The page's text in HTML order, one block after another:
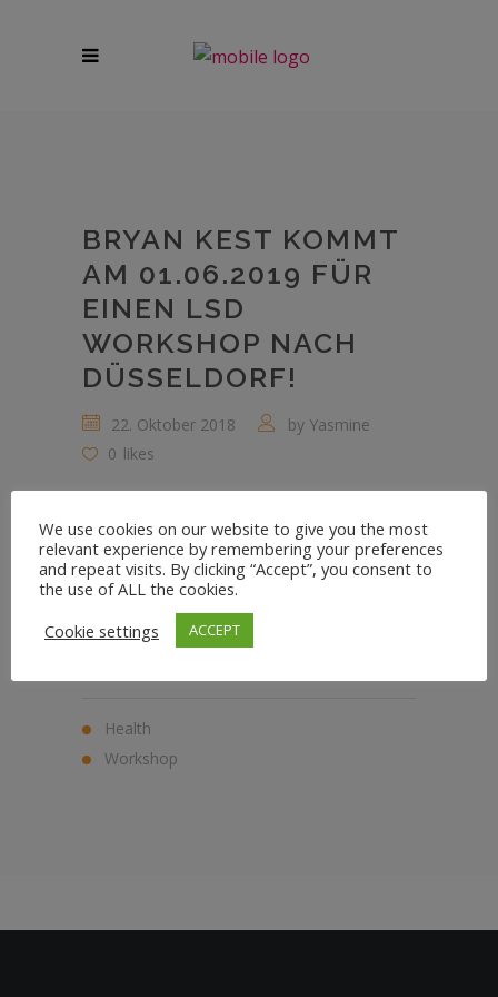
BRYAN KEST KOMMT
AM 01.06.2019 FÜR
EINEN LSD
WORKSHOP NACH
DÜSSELDORF!
22. Oktober 2018 by Yasmine
0 likes
einen weiteren `LSD ´ – Long, Slow &
Deep Workshop nach Düsseldorf !
Info´s zu Bryan Kest findest Du unter
https://poweryoga.com/
Health
Workshop
We use cookies on our website to give you the most
relevant experience by remembering your preferences
and repeat visits. By clicking “Accept”, you consent to
the use of ALL the cookies.
Cookie settings
ACCEPT